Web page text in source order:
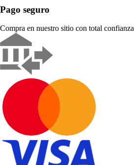
Pago seguro
Compra en nuestro sitio con total confianza